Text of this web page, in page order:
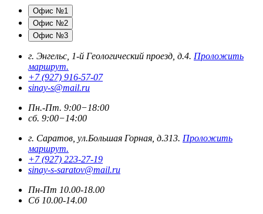
Офис №1
Офис №2
Офис №3
г. Энгельс, 1-й Геологический проезд, д.4. Проложить
маршрут.
+7 (927) 916-57-07
sinay-s@mail.ru
Пн.-Пт. 9:00−18:00
сб. 9:00−14:00
г. Саратов, ул.Большая Горная, д.313. Проложить
маршрут.
+7 (927) 223-27-19
sinay-s-saratov@mail.ru
Пн-Пт 10.00-18.00
Сб 10.00-14.00